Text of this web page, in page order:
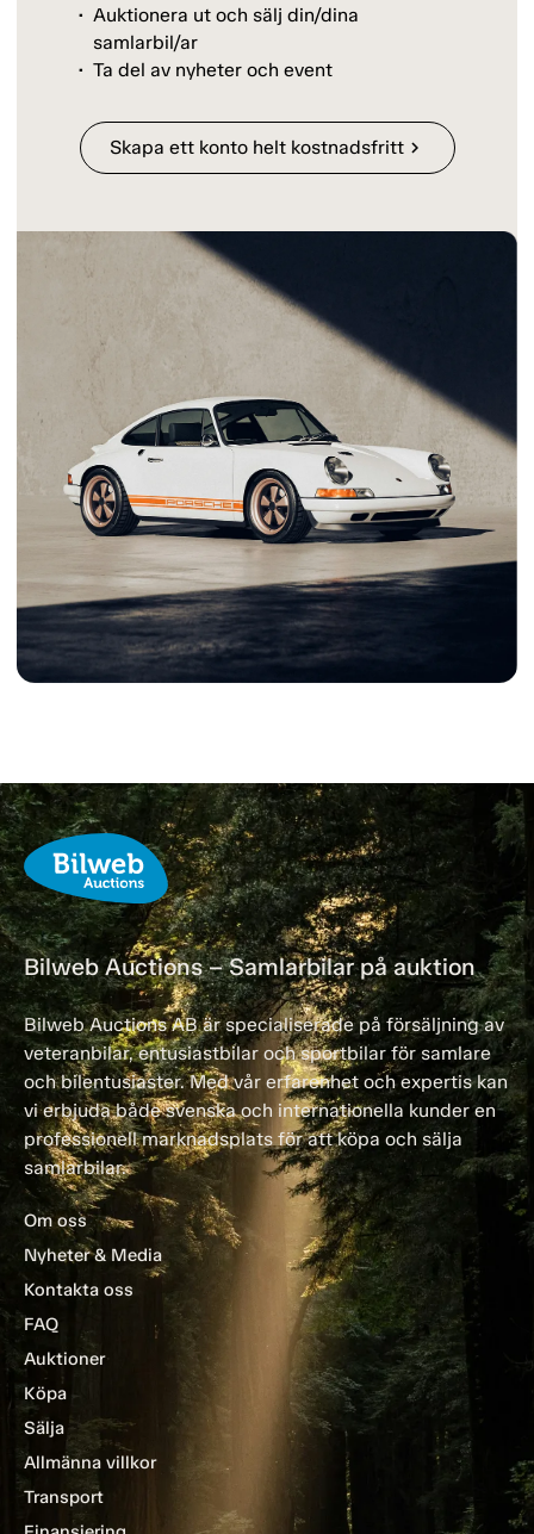
Auktionera ut och sälj din/dina
samlarbil/ar
Ta del av nyheter och event
Skapa ett konto helt kostnadsfrittchevron_right
Bilweb Auctions – Samlarbilar på auktion
Bilweb Auctions AB är specialiserade på försäljning av
veteranbilar, entusiastbilar och sportbilar för samlare
och bilentusiaster. Med vår erfarenhet och expertis kan
vi erbjuda både svenska och internationella kunder en
professionell marknadsplats för att köpa och sälja
samlarbilar.
Om oss
Nyheter & Media
Kontakta oss
FAQ
Auktioner
Köpa
Sälja
Allmänna villkor
Transport